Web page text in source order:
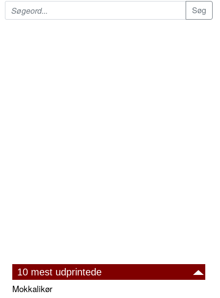
10 mest udprintede
Mokkalikør